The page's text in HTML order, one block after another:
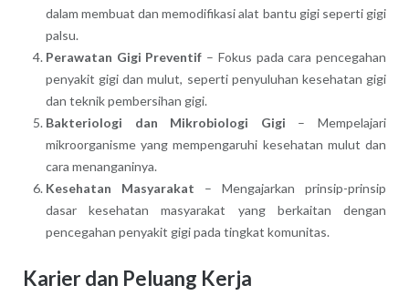
dalam membuat dan memodifikasi alat bantu gigi seperti gigi
palsu.
Perawatan Gigi Preventif – Fokus pada cara pencegahan
penyakit gigi dan mulut, seperti penyuluhan kesehatan gigi
dan teknik pembersihan gigi.
Bakteriologi dan Mikrobiologi Gigi – Mempelajari
mikroorganisme yang mempengaruhi kesehatan mulut dan
cara menanganinya.
Kesehatan Masyarakat – Mengajarkan prinsip-prinsip
dasar kesehatan masyarakat yang berkaitan dengan
pencegahan penyakit gigi pada tingkat komunitas.
Karier dan Peluang Kerja